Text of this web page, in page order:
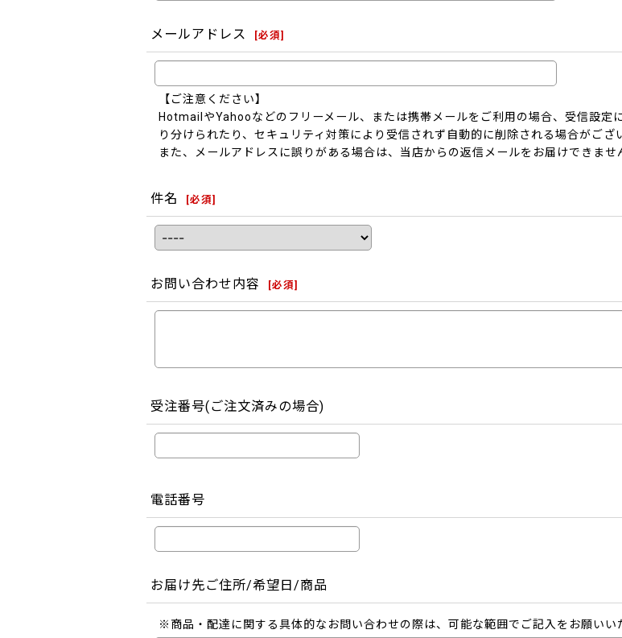
メールアドレス [必須]
【ご注意ください】
HotmailやYahooなどのフリーメール、または携帯メールをご利用の場合、受信設定
り分けられたり、セキュリティ対策により受信されず自動的に削除される場合がござ
また、メールアドレスに誤りがある場合は、当店からの返信メールをお届けできませ
件名 [必須]
お問い合わせ内容 [必須]
受注番号(ご注文済みの場合)
電話番号
お届け先ご住所/希望日/商品
※商品・配達に関する具体的なお問い合わせの際は、可能な範囲でご記入をお願いい